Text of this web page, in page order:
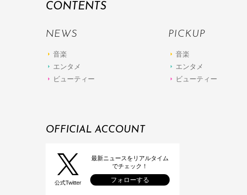
CONTENTS
NEWS
音楽
エンタメ
ビューティー
PICKUP
音楽
エンタメ
ビューティー
OFFICIAL ACCOUNT
公式Twitter
最新ニュースをリアルタイム
でチェック！
フォローする